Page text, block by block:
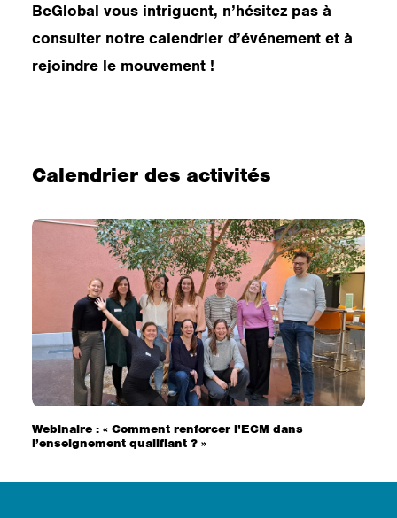
BeGlobal vous intriguent, n’hésitez pas à
consulter notre calendrier d’événement et à
rejoindre le mouvement !
Calendrier des activités
Webinaire : « Comment renforcer l’ECM dans
l’enseignement qualifiant ? »